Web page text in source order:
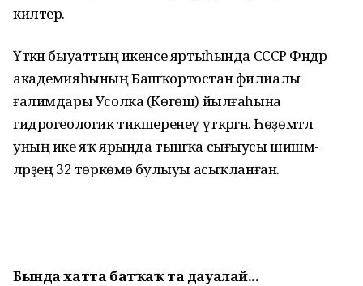
килтерә.
Үткән быуаттың икенсе яртыһында СССР Фәндәр
академияһының Баш­ҡорт­остан филиалы
ғалимдары Усолка (Көгөш) йылға­һына
гидрогеологик тикшеренеү үткәргән. Һөҙөмтәлә
уның ике яҡ ярында тышҡа сығыусы шиш­мә­
ләрҙең 32 төркөмө булыуы асыҡланған.
Бында хатта батҡаҡ та дауалай...